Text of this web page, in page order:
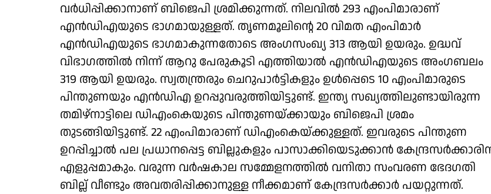
വര്‍ധിപ്പിക്കാനാണ് ബിജെപി ശ്രമിക്കുന്നത്. നിലവില്‍ 293 എംപിമാരാണ്
എന്‍ഡിഎയുടെ ഭാഗമായുള്ളത്. തൃണമൂലിന്റെ 20 വിമത എംപിമാര്‍
എന്‍ഡിഎയുടെ ഭാഗമാകുന്നതോടെ അംഗസംഖ്യ 313 ആയി ഉയരും. ഉദ്ധവ്
വിഭാഗത്തില്‍ നിന്ന് ആറു പേരുകൂടി എത്തിയാല്‍ എന്‍ഡിഎയുടെ അംഗബലം
319 ആയി ഉയരും. സ്വതന്ത്രരും ചെറുപാര്‍ട്ടികളും ഉള്‍പ്പെടെ 10 എംപിമാരുടെ
പിന്തുണയും എന്‍ഡിഎ ഉറപ്പുവരുത്തിയിട്ടുണ്ട്. ഇന്ത്യ സഖ്യത്തിലുണ്ടായിരുന്ന
തമിഴ്നാട്ടിലെ ഡിഎംകെയുടെ പിന്തുണയ്ക്കായും ബിജെപി ശ്രമം
തുടങ്ങിയിട്ടുണ്ട്. 22 എംപിമാരാണ് ഡിഎംകെയ്ക്കുള്ളത്. ഇവരുടെ പിന്തുണ
ഉറപ്പിച്ചാല്‍ പല പ്രധാനപ്പെട്ട ബില്ലുകളും പാസാക്കിയെടുക്കാന്‍
എളുപ്പമാകും. വരുന്ന വര്‍ഷകാല സമ്മേളനത്തില്‍ വനിതാ സംവരണ ഭേദഗതി
ബില്ല് വീണ്ടും അവതരിപ്പിക്കാനുള്ള നീക്കമാണ് കേന്ദ്രസര്‍ക്കാര്‍ പയറ്റുന്നത്.